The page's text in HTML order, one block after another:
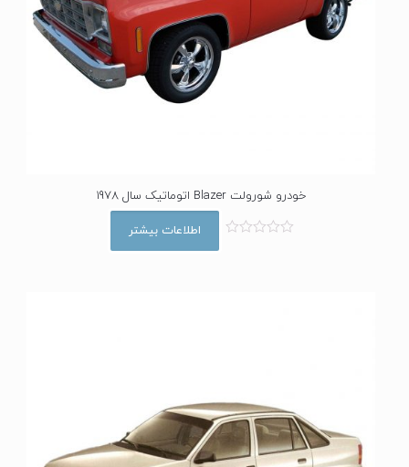
خودرو شورولت Blazer اتوماتیک سال 1978
اطلاعات بیشتر